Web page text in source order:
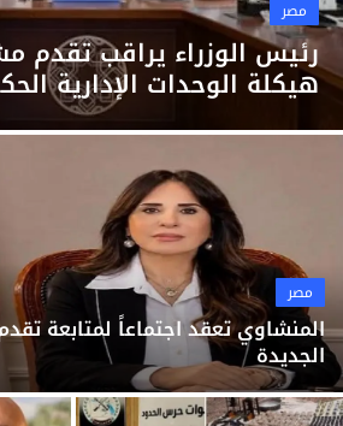
اقتصاد
تكنولوجيا
التعليم
منوعات
مصر
رئيس الوزراء يراقب تقدم
هيكلة الوحدات الإدارية
مصر
المنشاوي تعقد اجتماعاً لمتابعة
الجديدة